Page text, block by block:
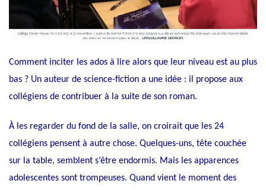
Comment inciter les ados à lire alors que leur niveau est au plus
bas ? Un auteur de science-fiction a une idée : il propose aux
collégiens de contribuer à la suite de son roman.
À les regarder du fond de la salle, on croirait que les 24
collégiens pensent à autre chose. Quelques-uns, tête couchée
sur la table, semblent s’être endormis. Mais les apparences
adolescentes sont trompeuses. Quand vient le moment des